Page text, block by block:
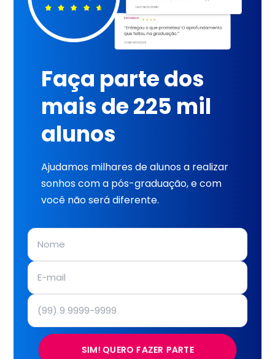
Faça parte dos
mais de 225 mil
alunos
Ajudamos milhares de alunos a realizar
sonhos com a pós-graduação, e com
você não será diferente.
SIM! QUERO FAZER PARTE